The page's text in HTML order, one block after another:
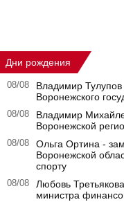
Дни рождения
08/08
Владимир Тулупов
Воронежского
08/08
Владимир
Воронежской
08/08
Ольга Ортина -
Воронежской
спорту
08/08
Любовь
министра